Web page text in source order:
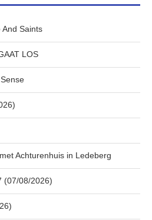
And Saints
LOS
Achturenhuis in Ledeberg
(07/08/2026)